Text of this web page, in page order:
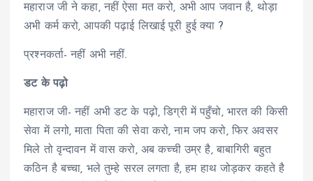
महाराज जी ने कहा, नहीं ऐसा मत करो, अभी आप जवान है, थोड़ा
अभी कर्म करो, आपकी पढ़ाई लिखाई पूरी हुई क्या ?
प्रश्नकर्ता- नहीं अभी नहीं.
डट के पढ़ो
महाराज जी- नहीं अभी डट के पढ़ो, डिग्री में पहुँचो, भारत की किसी
सेवा में लगो, माता पिता की सेवा करो, नाम जप करो, फिर अवसर
मिले तो वृन्दावन में वास करो, अब कच्ची उम्र है, बाबागिरी बहुत
कठिन है बच्चा, भले तुम्हे सरल लगता है, हम हाथ जोड़कर कहते है